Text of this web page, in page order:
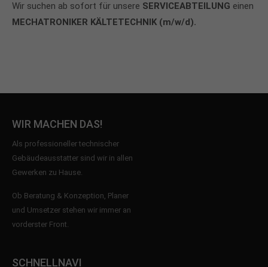
Wir suchen ab sofort für unsere SERVICEABTEILUNG einen
MECHATRONIKER KÄLTETECHNIK (m/w/d).
WIR MACHEN DAS!
Als professioneller technischer
Gebäudeausstatter sind wir in allen
Gewerken zu Hause.
Ob Beratung & Konzeption, Planer
und Umsetzer stehen wir immer an
vorderster Front.
SCHNELLNAVI